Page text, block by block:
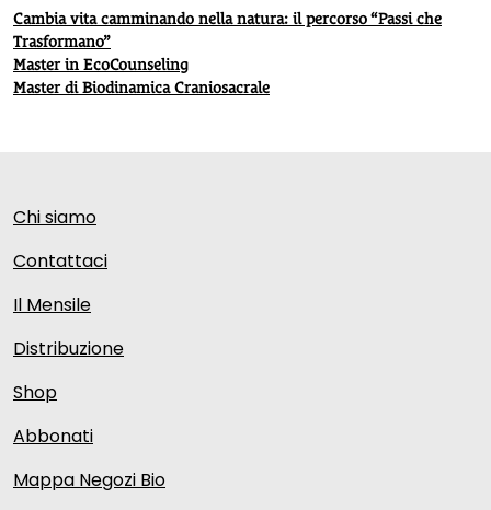
Cambia vita camminando nella natura: il percorso “Passi che
Trasformano”
Master in EcoCounseling
Master di Biodinamica Craniosacrale
Chi siamo
Contattaci
Il Mensile
Distribuzione
Shop
Abbonati
Mappa Negozi Bio